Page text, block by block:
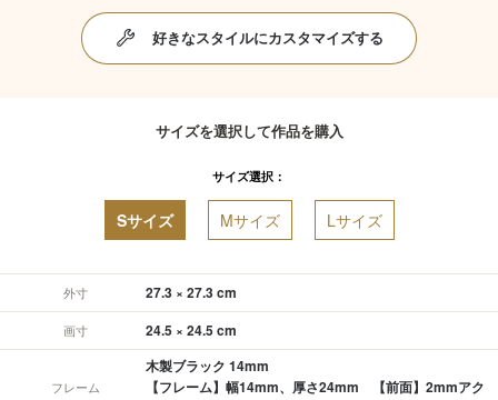
好きなスタイルにカスタマイズする
サイズを選択して作品を購入
サイズ選択：
Sサイズ Mサイズ Lサイズ
外寸 27.3 × 27.3 cm
画寸 24.5 × 24.5 cm
フレーム
木製ブラック 14mm
【フレーム】幅14mm、厚さ24mm 【前面】2mmアク